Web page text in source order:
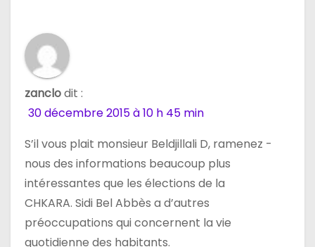
d
e
a
r
t
zanclodit :
30 décembre 2015 à 10 h 45 min
S’il vous plait monsieur Beldjillali D, ramenez -
nous des informations beaucoup plus
intéressantes que les élections de la
CHKARA. Sidi Bel Abbès a d’autres
préoccupations qui concernent la vie
quotidienne des habitants.